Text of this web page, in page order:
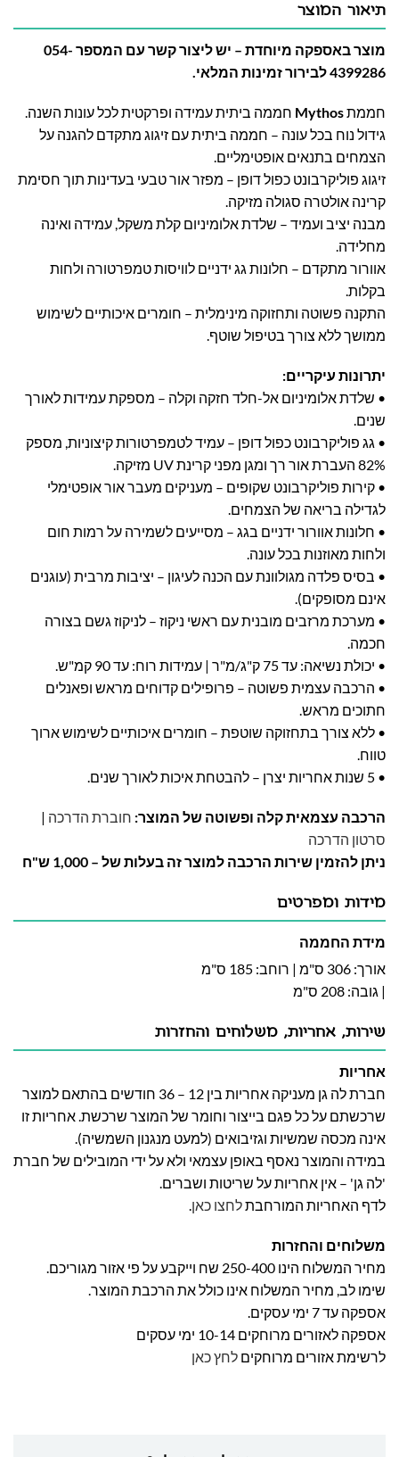
תיאור המוצר
מוצר באספקה מיוחדת – יש ליצור קשר עם המספר 054-
4399286 לבירור זמינות המלאי.
חממתMythos חממה ביתית עמידה ופרקטית לכל עונות השנה.
גידול נוח בכל עונה – חממה ביתית עם זיגוג מתקדם להגנה על
הצמחים בתנאים אופטימליים.
זיגוג פוליקרבונט כפול דופן – מפזר אור טבעי בעדינות תוך חסימת
קרינה אולטרה סגולה מזיקה.
מבנה יציב ועמיד – שלדת אלומיניום קלת משקל, עמידה ואינה
מחלידה.
אוורור מתקדם – חלונות גג ידניים לוויסות טמפרטורה ולחות
בקלות.
התקנה פשוטה ותחזוקה מינימלית – חומרים איכותיים לשימוש
ממושך ללא צורך בטיפול שוטף.
יתרונות עיקריים:
• שלדת אלומיניום אל-חלד חזקה וקלה – מספקת עמידות לאורך
שנים.
• גג פוליקרבונט כפול דופן – עמיד לטמפרטורות קיצוניות, מספק
82% העברת אור רך ומגן מפני קרינת UV מזיקה.
• קירות פוליקרבונט שקופים – מעניקים מעבר אור אופטימלי
לגדילה בריאה של הצמחים.
• חלונות אוורור ידניים בגג – מסייעים לשמירה על רמות חום
ולחות מאוזנות בכל עונה.
• בסיס פלדה מגולוונת עם הכנה לעיגון – יציבות מרבית (עוגנים
אינם מסופקים).
• מערכת מרזבים מובנית עם ראשי ניקוז – לניקוז גשם בצורה
חכמה.
• יכולת נשיאה: עד 75 ק"ג/מ"ר | עמידות רוח: עד 90 קמ"ש.
• הרכבה עצמית פשוטה – פרופילים קדוחים מראש ופאנלים
חתוכים מראש.
• ללא צורך בתחזוקה שוטפת – חומרים איכותיים לשימוש ארוך
טווח.
• 5 שנות אחריות יצרן – להבטחת איכות לאורך שנים.
הרכבה עצמאית קלה ופשוטה של המוצר: חוברת הדרכה |
סרטון הדרכה
ניתן להזמין שירות הרכבה למוצר זה בעלות של – 1,000 ש"ח
מידות ומפרטים
מידת החממה
אורך: 306 ס"מ | רוחב: 185 ס"מ
| גובה: 208 ס"מ
שירות, אחריות, משלוחים והחזרות
אחריות
חברת לה גן מעניקה אחריות בין 12 – 36 חודשים בהתאם למוצר
שרכשתם על כל פגם בייצור וחומר של המוצר שרכשת. אחריות זו
אינה מכסה שמשיות וגזיבואים (למעט מנגנון השמשיה).
במידה והמוצר נאסף באופן עצמאי ולא על ידי המובילים של חברת
'לה גן' – אין אחריות על שריטות ושברים.
לדף האחריות המורחבתלחצו כאן.
משלוחים והחזרות
מחיר המשלוח הינו 250-400 שח וייקבע על פי אזור מגוריכם.
שימו לב, מחיר המשלוח אינו כולל את הרכבת המוצר.
אספקה עד 7 ימי עסקים.
אספקה לאזורים מרוחקים 10-14 ימי עסקים
לרשימת אזורים מרוחקים לחץ כאן